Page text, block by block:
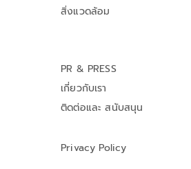
สิ่งแวดล้อม
PR & PRESS
เกี่ยวกับเรา
ติดต่อและ สนับสนุน
Privacy Policy